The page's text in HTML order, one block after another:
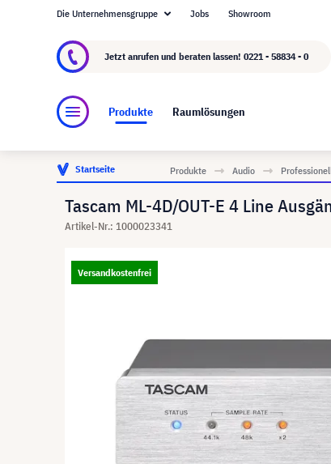
Über visunext.de
Die Unternehmensgruppe Jobs Showroom
Jetzt anrufen und beraten lassen! 0221 - 58834 - 0
Produkte Raumlösungen
Startseite Produkte Audio
Tascam ML-4D/OUT-E 4 Line
Artikel-Nr.: 1000023341
Versandkostenfrei